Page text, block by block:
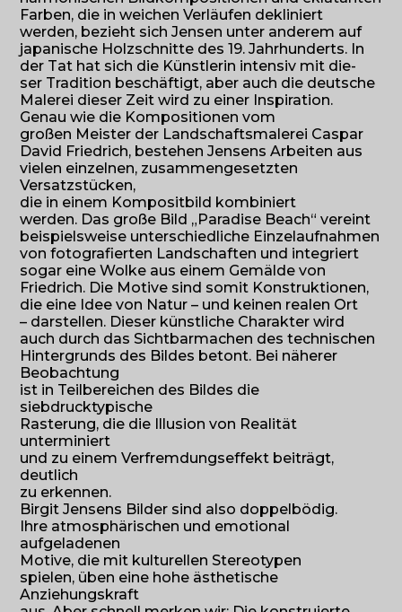
Farben, die in weichen Verläufen dekliniert
werden, bezieht sich Jensen unter anderem auf
japanische Holzschnitte des 19. Jahrhunderts. In
der Tat hat sich die Künstlerin intensiv mit die-
ser Tradition beschäftigt, aber auch die deutsche
Malerei dieser Zeit wird zu einer Inspiration.
Genau wie die Kompositionen vom
großen Meister der Landschaftsmalerei Caspar
David Friedrich, bestehen Jensens Arbeiten aus
vielen einzelnen, zusammengesetzten
Versatzstücken,
die in einem Kompositbild kombiniert
werden. Das große Bild „Paradise Beach“ vereint
beispielsweise unterschiedliche Einzelaufnahmen
von fotografierten Landschaften und integriert
sogar eine Wolke aus einem Gemälde von
Friedrich. Die Motive sind somit Konstruktionen,
die eine Idee von Natur – und keinen realen Ort
– darstellen. Dieser künstliche Charakter wird
auch durch das Sichtbarmachen des technischen
Hintergrunds des Bildes betont. Bei näherer
Beobachtung
ist in Teilbereichen des Bildes die
siebdrucktypische
Rasterung, die die Illusion von Realität
unterminiert
und zu einem Verfremdungseffekt beiträgt,
deutlich
zu erkennen.
Birgit Jensens Bilder sind also doppelbödig.
Ihre atmosphärischen und emotional
aufgeladenen
Motive, die mit kulturellen Stereotypen
spielen, üben eine hohe ästhetische
Anziehungskraft